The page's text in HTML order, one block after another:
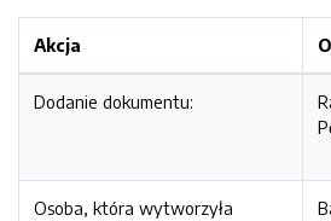
Akcja
Dodanie dokumentu:
Osoba, która wytworzyła